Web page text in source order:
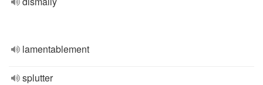
lamentablement
splutter